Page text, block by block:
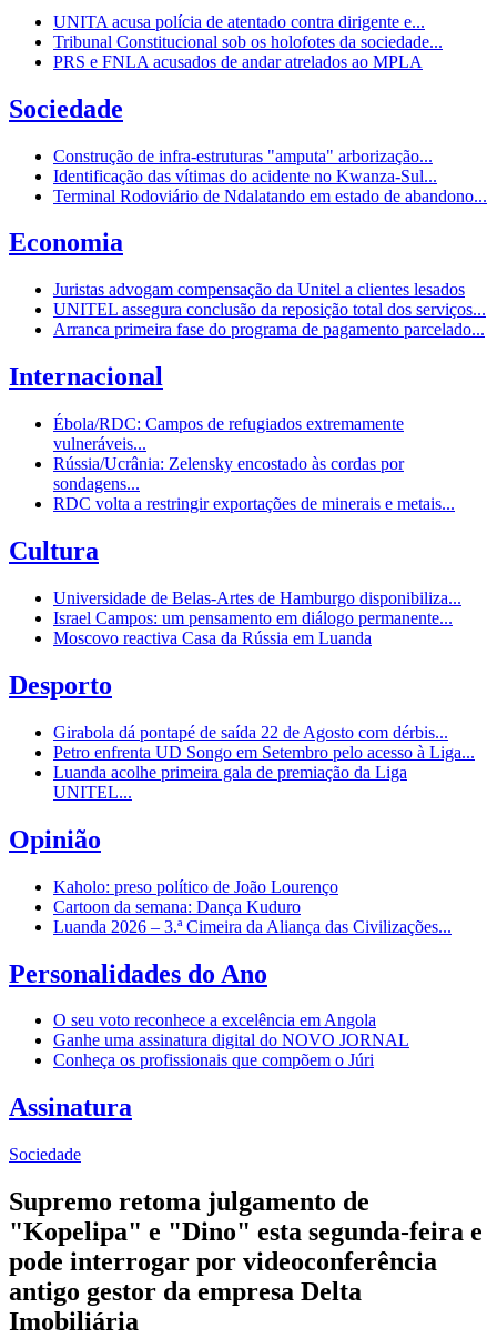
UNITA acusa polícia de atentado contra dirigente e...
Tribunal Constitucional sob os holofotes da sociedade...
PRS e FNLA acusados de andar atrelados ao MPLA
Sociedade
Construção de infra-estruturas "amputa" arborização...
Identificação das vítimas do acidente no Kwanza-Sul...
Terminal Rodoviário de Ndalatando em estado de abandono...
Economia
Juristas advogam compensação da Unitel a clientes lesados
UNITEL assegura conclusão da reposição total dos serviços...
Arranca primeira fase do programa de pagamento parcelado...
Internacional
Ébola/RDC: Campos de refugiados extremamente
vulneráveis...
Rússia/Ucrânia: Zelensky encostado às cordas por
sondagens...
RDC volta a restringir exportações de minerais e metais...
Cultura
Universidade de Belas-Artes de Hamburgo disponibiliza...
Israel Campos: um pensamento em diálogo permanente...
Moscovo reactiva Casa da Rússia em Luanda
Desporto
Girabola dá pontapé de saída 22 de Agosto com dérbis...
Petro enfrenta UD Songo em Setembro pelo acesso à Liga...
Luanda acolhe primeira gala de premiação da Liga
UNITEL...
Opinião
Kaholo: preso político de João Lourenço
Cartoon da semana: Dança Kuduro
Luanda 2026 – 3.ª Cimeira da Aliança das Civilizações...
Personalidades do Ano
O seu voto reconhece a excelência em Angola
Ganhe uma assinatura digital do NOVO JORNAL
Conheça os profissionais que compõem o Júri
Assinatura
Sociedade
Supremo retoma julgamento de
"Kopelipa" e "Dino" esta segunda-feira e
pode interrogar por videoconferência
antigo gestor da empresa Delta
Imobiliária